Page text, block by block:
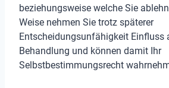
beziehungsweise welche Sie
Weise nehmen Sie trotz späterer
Entscheidungsunfähigkeit Einfluss
Behandlung und können damit Ihr
Selbstbestimmungsrecht